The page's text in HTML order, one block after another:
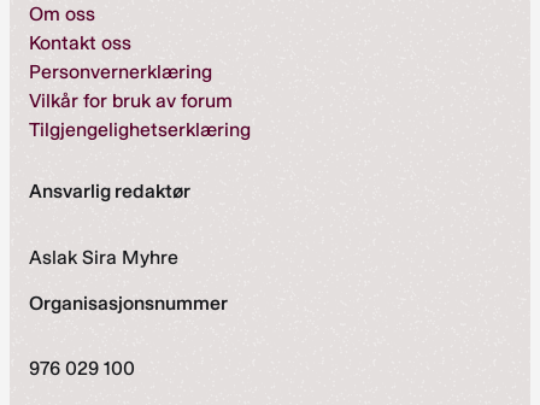
Om oss
Kontakt oss
Personvernerklæring
Vilkår for bruk av forum
Tilgjengelighetserklæring
Ansvarlig redaktør
Aslak Sira Myhre
Organisasjonsnummer
976 029 100